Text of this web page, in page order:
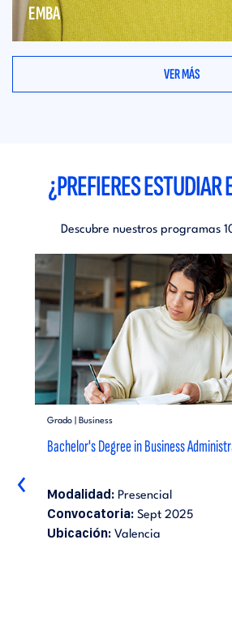
EMBA
VER MÁS
¿PREFIERES ESTUDIAR
Descubre nuestros programas
Grado | Business
Bachelor's Degree in Business
Modalidad:Presencial
Convocatoria:Sept 2025
Ubicación:Valencia
‹